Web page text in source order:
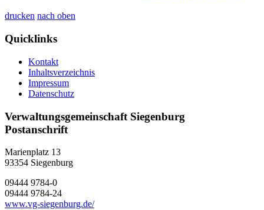
drucken nach oben
Quicklinks
Kontakt
Inhaltsverzeichnis
Impressum
Datenschutz
Verwaltungsgemeinschaft Siegenburg
Postanschrift
Marienplatz 13
93354 Siegenburg
09444 9784-0
09444 9784-24
www.vg-siegenburg.de/